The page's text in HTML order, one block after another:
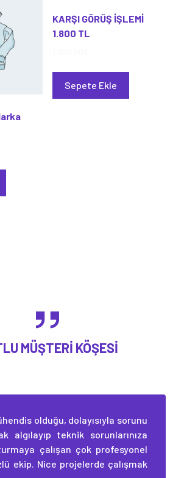
KARŞI GÖRÜŞ İŞLEMİ
1.800 TL
Sepete Ekle
MÜŞTERI KÖŞESI
olduğu, dolayısıyla sorunu
algılayıp teknik sorunlarınıza
çalışan çok profesyonel
ekip. Nice projelerde çalışmak